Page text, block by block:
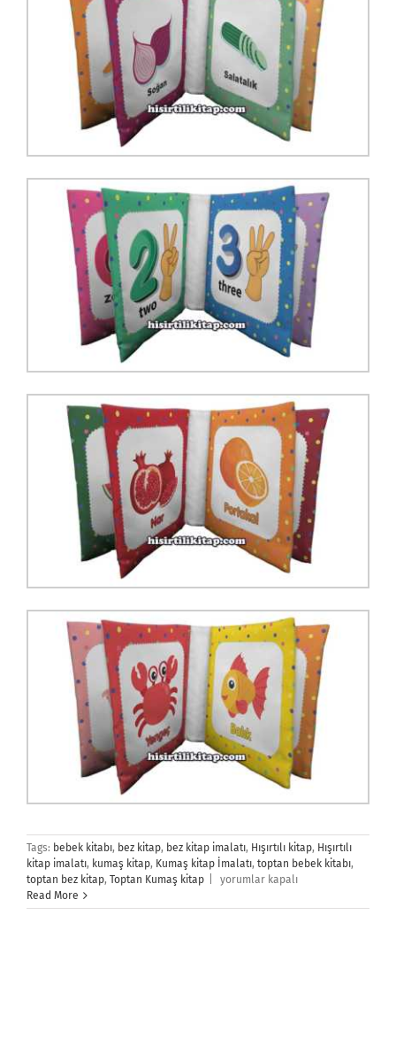
Tags: bebek kitabı, bez kitap, bez kitap imalatı, Hışırtılı kitap, Hışırtılı
kitap imalatı, kumaş kitap, Kumaş kitap İmalatı, toptan bebek kitabı,
toptan bez kitap, Toptan Kumaş kitap
Kumaş
için
yorumlar kapalı
Read More